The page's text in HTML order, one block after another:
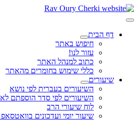
דף הבית
חיפוש באתר
עזור לנו!
כתוב למנהל האתר
כללי שימוש בחומרים מהאתר
שיעורים
השיעורים בעברית לפי נושא
השיעורים לפי סדר הוספתם
לוח שיעורי הרב
שיעור יומי ועדכונים